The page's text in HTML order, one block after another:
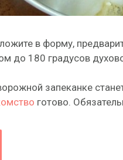
в форму,
до 180 градусов
запеканке
готово.